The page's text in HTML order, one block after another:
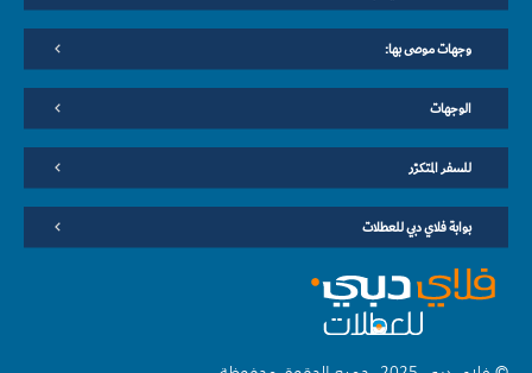
وجهات موصى بها:
الوجهات
للسفر المتكرّر
بوابة فلاي دبي للعطلات